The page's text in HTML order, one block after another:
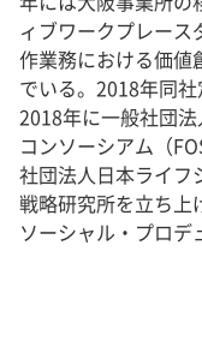
ィブワークプレー
作業務における価値
でいる。2018年同社
2018年に一般社団
コンソーシアム（
社団法人日本ライフ
戦略研究所を立ち上
ソーシャル・プロデ